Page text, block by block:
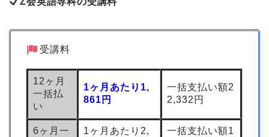
受講料
12ヶ月
一括払
い
1ヶ月あたり1,
861円
一括支払い額2
2,332円
6ヶ月一
1ヶ月あたり2,
一括支払い額1